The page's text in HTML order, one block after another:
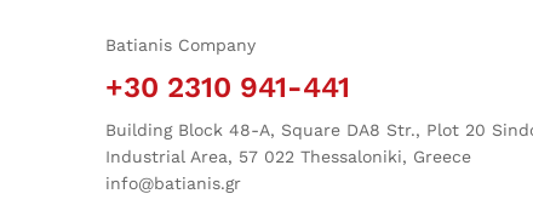
Batianis Company
+30 2310 941-441
Building Block 48-A, Square DA8 Str., Plot 20
Industrial Area, 57 022 Thessaloniki, Greece
info@batianis.gr